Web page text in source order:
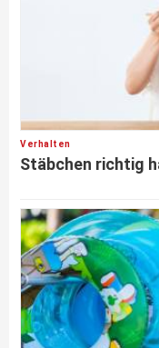
Verhalten
Stäbchen richtig